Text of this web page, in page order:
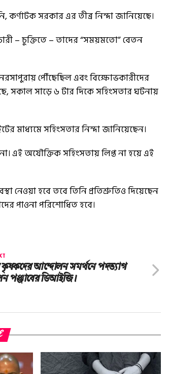
কর্ণাটক সরকার এর তীব্র নিন্দা জানিয়েছে।
– চুক্তিতে – তাদের “সময়মতো” বেতন
পৌঁছেছিল এবং বিক্ষোভকারীদের
সকাল সাড়ে ৬ টার দিকে সহিংসতার ঘটনায়
মাধ্যমে সহিংসতার নিন্দা জানিয়েছেন।
এই অযৌক্তিক সহিংসতায় লিপ্ত না হয়ে এই
নেওয়া হবে তবে তিনি প্রতিশ্রুতিও দিয়েছেন
পাওনা পরিশোধিত হবে।
কৃষকদের আন্দোলন সমর্থনে পদত্যাগ
পঞ্জাবের ডিআইজি।